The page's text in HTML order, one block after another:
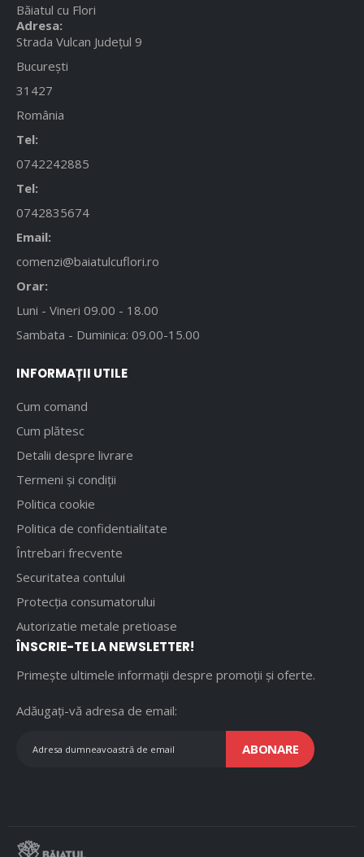
Băiatul cu Flori
Adresa:
Strada Vulcan Județul 9
București
31427
România
Tel:
0742242885
Tel:
0742835674
Email:
comenzi@baiatulcuflori.ro
Orar:
Luni - Vineri 09.00 - 18.00
Sambata - Duminica: 09.00-15.00
INFORMAȚII UTILE
Cum comand
Cum plătesc
Detalii despre livrare
Termeni și condiții
Politica cookie
Politica de confidentialitate
Întrebari frecvente
Securitatea contului
Protecția consumatorului
Autorizatie metale pretioase
ÎNSCRIE-TE LA NEWSLETTER!
Primește ultimele informații despre promoții și oferte.
Adăugați-vă adresa de email:
ABONARE